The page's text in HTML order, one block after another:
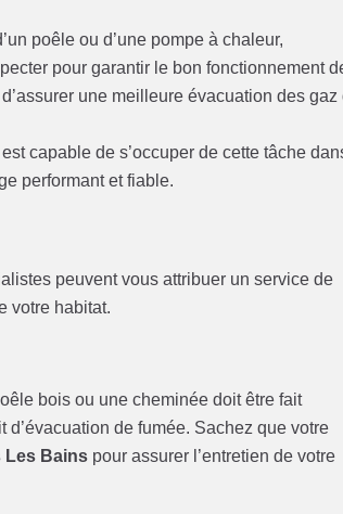
poêle ou d’une pompe à chaleur,
pour garantir le bon fonctionnement
une meilleure évacuation des gaz
capable de s’occuper de cette tâche
performant et fiable.
peuvent vous attribuer un service de
votre habitat.
bois ou une cheminée doit être fait
de fumée. Sachez que votre
Les Bains pour assurer l’entretien de votre